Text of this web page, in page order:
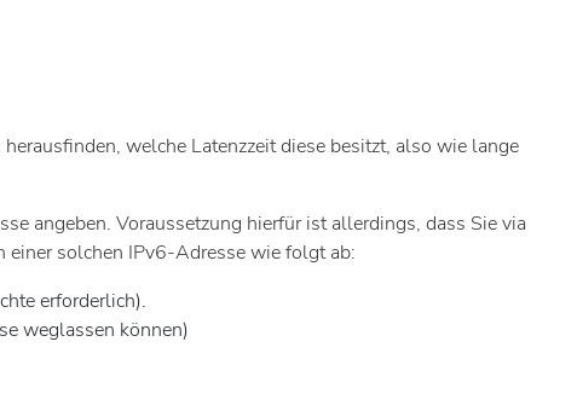
welche Latenzzeit diese besitzt, also wie lange
angeben. Voraussetzung hierfür ist allerdings, dass Sie via
solchen IPv6-Adresse wie folgt ab:
erforderlich).
weglassen können)